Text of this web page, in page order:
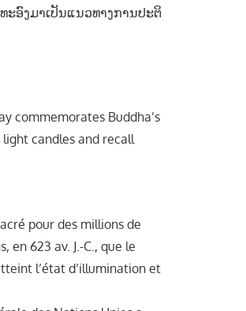
ອົງມາເປັນແນວທາງການປະຕິ
commemorates Buddha’s
candles and recall
pour des millions de
en 623 av. J.-C., que le
l’état d’illumination et